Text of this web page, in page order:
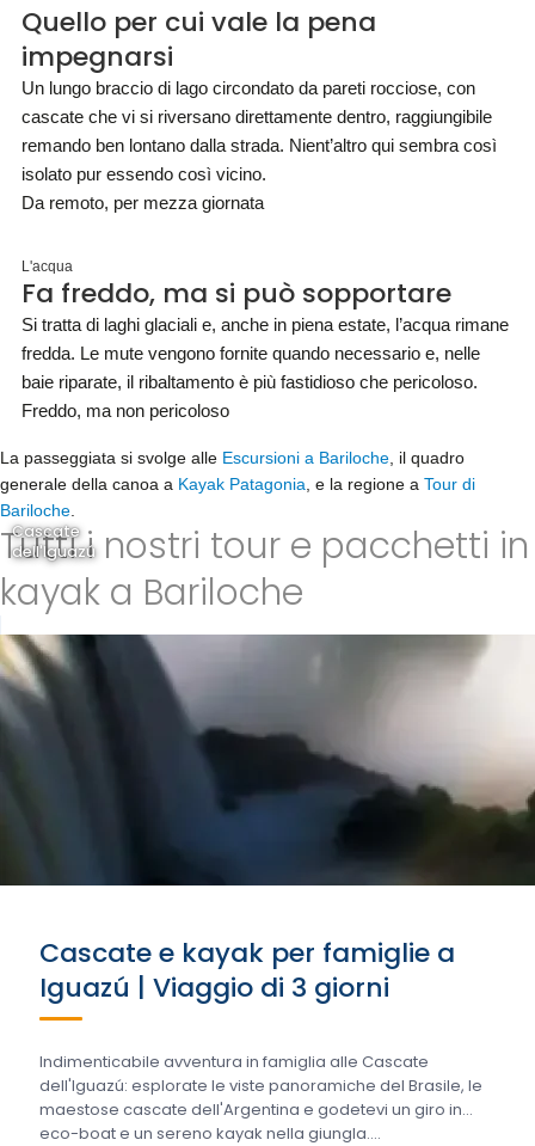
Quello per cui vale la pena
impegnarsi
Un lungo braccio di lago circondato da pareti rocciose, con
cascate che vi si riversano direttamente dentro, raggiungibile
remando ben lontano dalla strada. Nient’altro qui sembra così
isolato pur essendo così vicino.
Da remoto, per mezza giornata
L'acqua
Fa freddo, ma si può sopportare
Si tratta di laghi glaciali e, anche in piena estate, l’acqua rimane
fredda. Le mute vengono fornite quando necessario e, nelle
baie riparate, il ribaltamento è più fastidioso che pericoloso.
Freddo, ma non pericoloso
La passeggiata si svolge alle Escursioni a Bariloche , il quadro
generale della canoa a Kayak Patagonia , e la regione a Tour di
Bariloche
Tutti i nostri tour e pacchetti in
kayak a Bariloche
Cascate
dell'Iguazú
Cascate e kayak per famiglie a
Iguazú | Viaggio di 3 giorni
Indimenticabile avventura in famiglia alle Cascate
dell'Iguazú: esplorate le viste panoramiche del Brasile, le
maestose cascate dell'Argentina e godetevi un giro in
eco-boat e un sereno kayak nella giungla....